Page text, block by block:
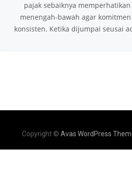
pajak sebaiknya
menengah-bawah agar
konsisten. Ketika dijumpai seusai
Copyright © Avas WordPress